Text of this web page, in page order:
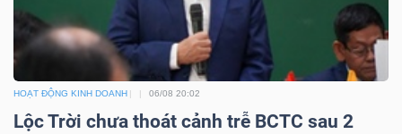
HOẠT ĐỘNG KINH DOANH 06/08 20:02
Lộc Trời chưa thoát cảnh trễ BCTC sau 2